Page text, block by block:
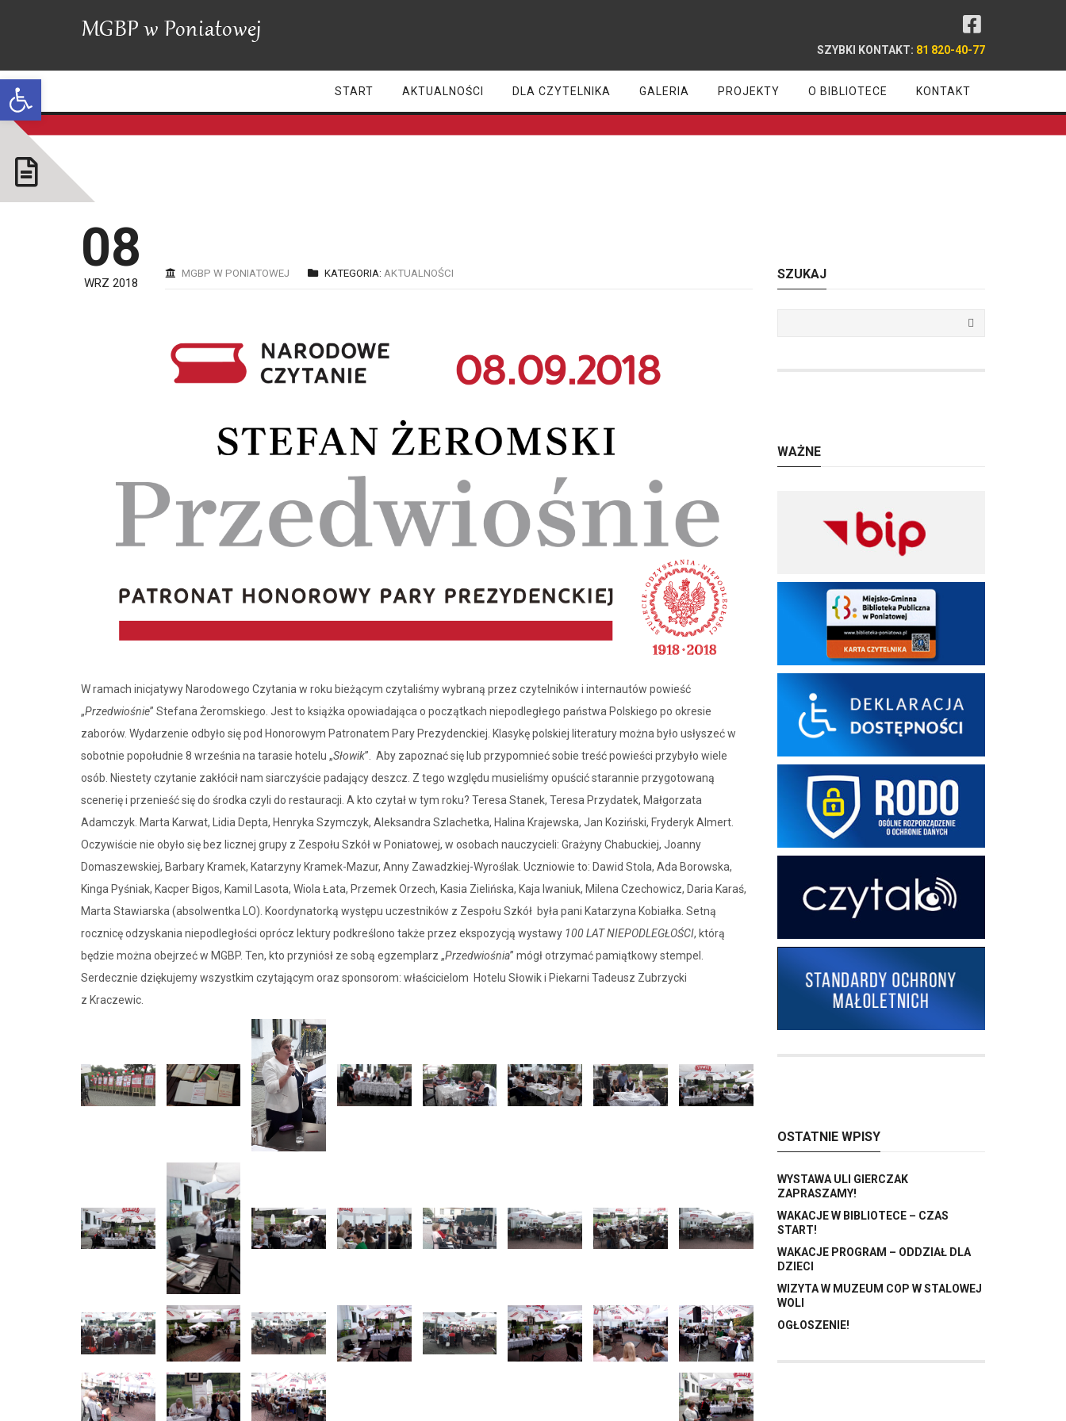
Open toolbar
SZYBKI KONTAKT: 81 820-40-77
START AKTUALNOŚCI DLA CZYTELNIKA GALERIA PROJEKTY O BIBLIOTECE KONTAKT
08
WRZ 2018
MGBP W PONIATOWEJ KATEGORIA: AKTUALNOŚCI
W ramach inicjatywy Narodowego Czytania w roku bieżącym czytaliśmy wybraną przez czytelników i internautów powieść
„Przedwiośnie” Stefana Żeromskiego. Jest to książka opowiadająca o początkach niepodległego państwa Polskiego po okresie
zaborów. Wydarzenie odbyło się pod Honorowym Patronatem Pary Prezydenckiej. Klasykę polskiej literatury można było usłyszeć w
sobotnie popołudnie 8 września na tarasie hotelu „Słowik”. Aby zapoznać się lub przypomnieć sobie treść powieści przybyło wiele
osób. Niestety czytanie zakłócił nam siarczyście padający deszcz. Z tego względu musieliśmy opuścić starannie przygotowaną
scenerię i przenieść się do środka czyli do restauracji. A kto czytał w tym roku? Teresa Stanek, Teresa Przydatek, Małgorzata
Adamczyk. Marta Karwat, Lidia Depta, Henryka Szymczyk, Aleksandra Szlachetka, Halina Krajewska, Jan Koziński, Fryderyk Almert.
Oczywiście nie obyło się bez licznej grupy z Zespołu Szkół w Poniatowej, w osobach nauczycieli: Grażyny Chabuckiej, Joanny
Domaszewskiej, Barbary Kramek, Katarzyny Kramek-Mazur, Anny Zawadzkiej-Wyroślak. Uczniowie to: Dawid Stola, Ada Borowska,
Kinga Pyśniak, Kacper Bigos, Kamil Lasota, Wiola Łata, Przemek Orzech, Kasia Zielińska, Kaja Iwaniuk, Milena Czechowicz, Daria Karaś,
Marta Stawiarska (absolwentka LO). Koordynatorką występu uczestników z Zespołu Szkół była pani Katarzyna Kobiałka. Setną
rocznicę odzyskania niepodległości oprócz lektury podkreślono także przez ekspozycją wystawy 100 LAT NIEPODLEGŁOŚCI, którą
będzie można obejrzeć w MGBP. Ten, kto przyniósł ze sobą egzemplarz „Przedwiośnia” mógł otrzymać pamiątkowy stempel.
Serdecznie dziękujemy wszystkim czytającym oraz sponsorom: właścicielom Hotelu Słowik i Piekarni Tadeusz Zubrzycki
z Kraczewic.
SZUKAJ
WAŻNE
OSTATNIE WPISY
WYSTAWA ULI GIERCZAK
ZAPRASZAMY!
WAKACJE W BIBLIOTECE – CZAS
START!
WAKACJE PROGRAM – ODDZIAŁ DLA
DZIECI
WIZYTA W MUZEUM COP W STALOWEJ
WOLI
OGŁOSZENIE!